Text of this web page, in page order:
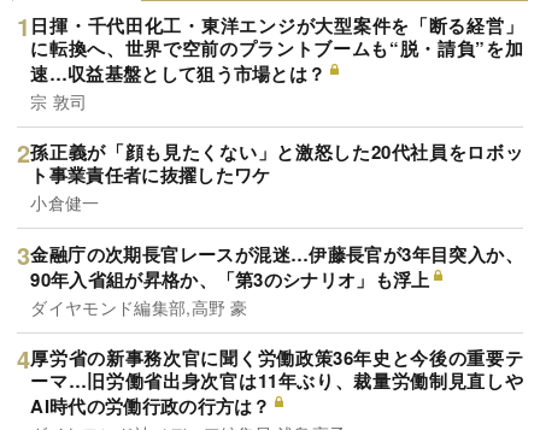
日揮・千代田化工・東洋エンジが大型案件を「断る経営」
に転換へ、世界で空前のプラントブームも“脱・請負”を加
速…収益基盤として狙う市場とは？
宗 敦司
孫正義が「顔も見たくない」と激怒した20代社員をロボッ
ト事業責任者に抜擢したワケ
小倉健一
金融庁の次期長官レースが混迷…伊藤長官が3年目突入か、
90年入省組が昇格か、「第3のシナリオ」も浮上
ダイヤモンド編集部,高野 豪
厚労省の新事務次官に聞く労働政策36年史と今後の重要テ
ーマ…旧労働省出身次官は11年ぶり、裁量労働制見直しや
AI時代の労働行政の行方は？